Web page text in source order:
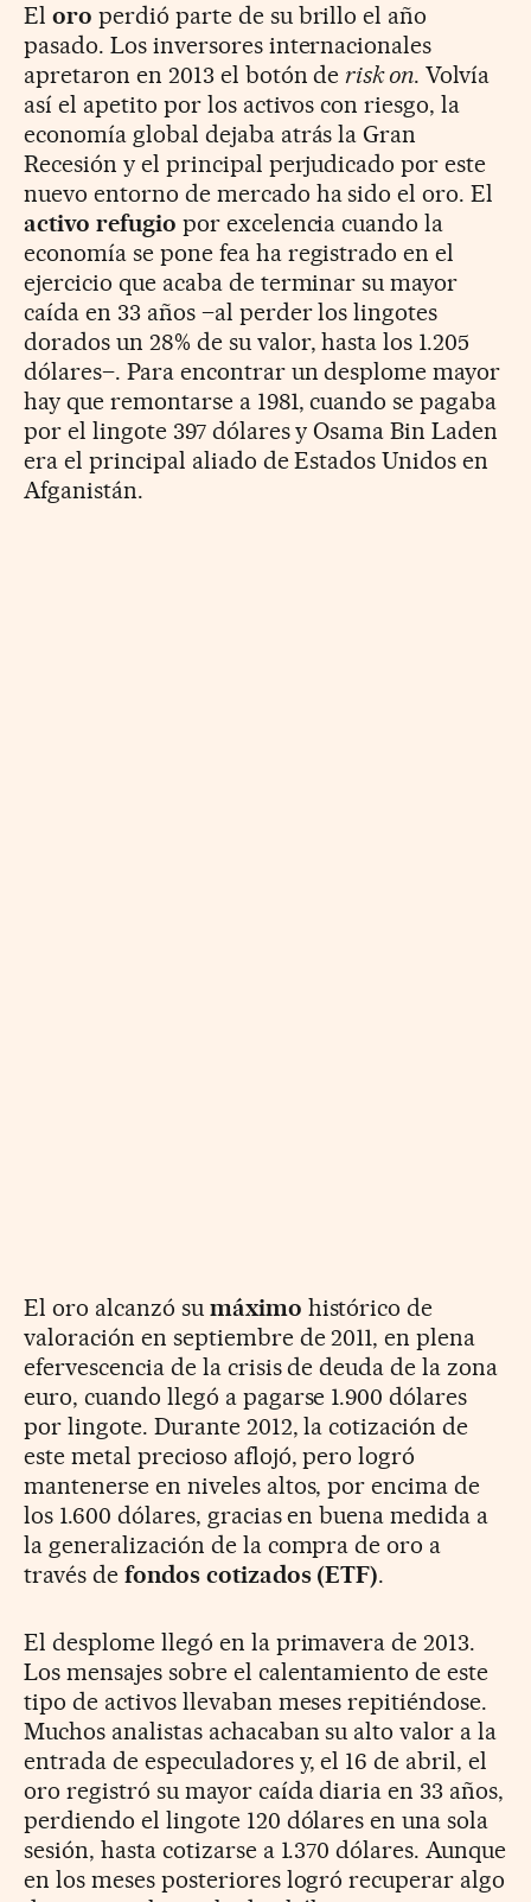
El oro perdió parte de su brillo el año
pasado. Los inversores internacionales
apretaron en 2013 el botón derisk on. Volvía
así el apetito por los activos con riesgo, la
economía global dejaba atrás la Gran
Recesión y el principal perjudicado por este
nuevo entorno de mercado ha sido el oro. El
activo refugio por excelencia cuando la
economía se pone fea ha registrado en el
ejercicio que acaba de terminar su mayor
caída en 33 años –al perder los lingotes
dorados un 28% de su valor, hasta los 1.205
dólares–. Para encontrar un desplome mayor
hay que remontarse a 1981, cuando se pagaba
por el lingote 397 dólares y Osama Bin Laden
era el principal aliado de Estados Unidos en
Afganistán.
El oro alcanzó su máximo histórico de
valoración en septiembre de 2011, en plena
efervescencia de la crisis de deuda de la zona
euro, cuando llegó a pagarse 1.900 dólares
por lingote. Durante 2012, la cotización de
este metal precioso aflojó, pero logró
mantenerse en niveles altos, por encima de
los 1.600 dólares, gracias en buena medida a
la generalización de la compra de oro a
través de fondos cotizados (ETF).
El desplome llegó en la primavera de 2013.
Los mensajes sobre el calentamiento de este
tipo de activos llevaban meses repitiéndose.
Muchos analistas achacaban su alto valor a la
entrada de especuladores y, el 16 de abril, el
oro registró su mayor caída diaria en 33 años,
perdiendo el lingote 120 dólares en una sola
sesión, hasta cotizarse a 1.370 dólares. Aunque
en los meses posteriores logró recuperar algo